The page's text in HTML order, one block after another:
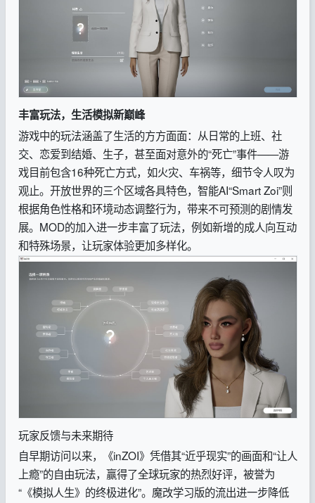
丰富玩法，生活模拟新巅峰
游戏中的玩法涵盖了生活的方方面面：从日常的上班、社
交、恋爱到结婚、生子，甚至面对意外的“死亡”事件——游
戏目前包含16种死亡方式，如火灾、车祸等，细节令人叹为
观止。开放世界的三个区域各具特色，智能AI“Smart Zoi”则
根据角色性格和环境动态调整行为，带来不可预测的剧情发
展。MOD的加入进一步丰富了玩法，例如新增的成人向互动
和特殊场景，让玩家体验更加多样化。
玩家反馈与未来期待
自早期访问以来，《inZOI》凭借其“近乎现实”的画面和“让人
上瘾”的自由玩法，赢得了全球玩家的热烈好评，被誉为
“《模拟人生》的终极进化”。魔改学习版的流出进一步降低